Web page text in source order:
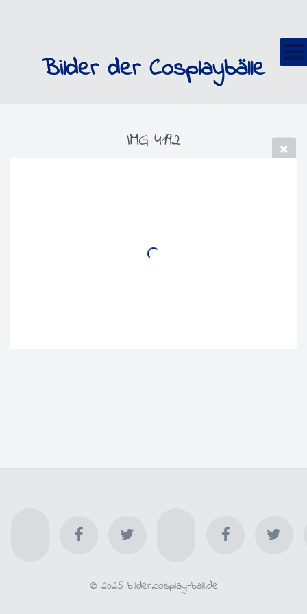
Bilder der Cosplaybälle
IMG 4192
© 2025 bilder.cosplay-ball.de